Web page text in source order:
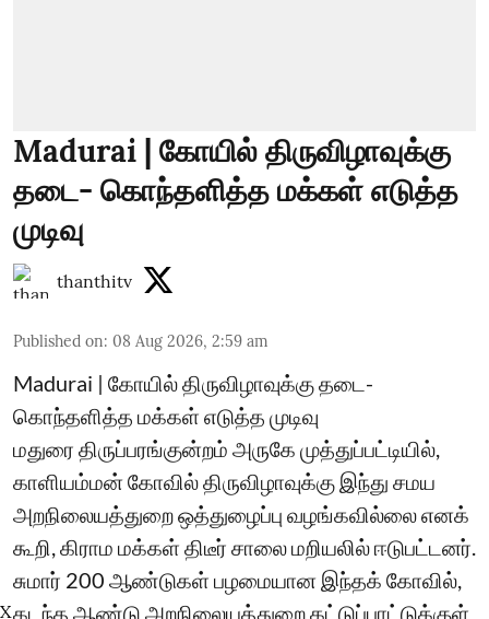
Madurai | கோயில் திருவிழாவுக்கு
தடை- கொந்தளித்த மக்கள் எடுத்த
முடிவு
thanthitv
Published on: 08 Aug 2026, 2:59 am
Madurai | கோயில் திருவிழாவுக்கு தடை-
கொந்தளித்த மக்கள் எடுத்த முடிவு
மதுரை திருப்பரங்குன்றம் அருகே முத்துப்பட்டியில்,
காளியம்மன் கோவில் திருவிழாவுக்கு இந்து சமய
அறநிலையத்துறை ஒத்துழைப்பு வழங்கவில்லை எனக்
கூறி, கிராம மக்கள் திடீர் சாலை மறியலில் ஈடுபட்டனர்.
சுமார் 200 ஆண்டுகள் பழமையான இந்தக் கோவில்,
கடந்த ஆண்டு அறநிலையத்துறை கட்டுப்பாட்டுக்குள்
X